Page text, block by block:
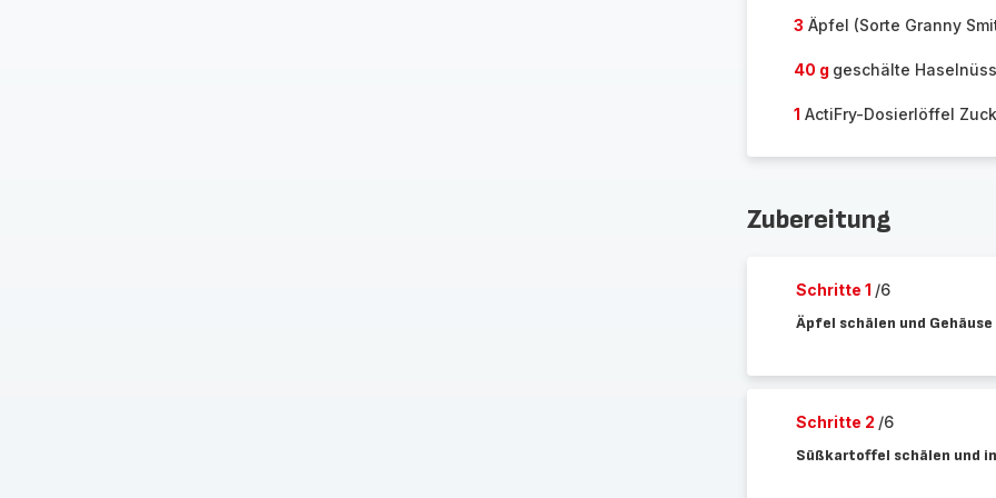
3 Äpfel (Sorte Granny
40 g geschälte
1 ActiFry-Dosierlöffel
Zubereitung
Schritte 1 /6
Äpfel schälen und
Schritte 2 /6
Süßkartoffel schälen und